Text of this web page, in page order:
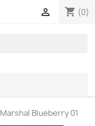
shopping_cart (0)

Marshal Blueberry 01